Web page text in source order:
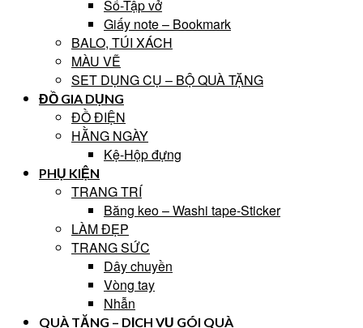
Sổ-Tập vở
Giấy note – Bookmark
BALO, TÚI XÁCH
MÀU VẼ
SET DỤNG CỤ – BỘ QUÀ TẶNG
ĐỒ GIA DỤNG
ĐỒ ĐIỆN
HẰNG NGÀY
Kệ-Hộp đựng
PHỤ KIỆN
TRANG TRÍ
Băng keo – Washi tape-Sticker
LÀM ĐẸP
TRANG SỨC
Dây chuyền
Vòng tay
Nhẫn
QUÀ TẶNG – DỊCH VỤ GÓI QUÀ